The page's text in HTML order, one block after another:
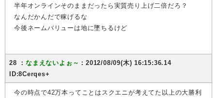
半年オンラインそのままだったら実質売り上げ二倍だろ？
なんだかんだで稼げるな
今後ネームバリューは地に墜ちるけど
28 ：なまえないよぉ～ ：2012/08/09(木) 16:15:36.14
ID:8Cerqes+
今の時点で42万本ってことはスクエニが考えてた以上の大勝利